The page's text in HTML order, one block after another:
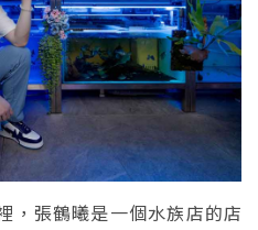
，張鶴曦是一個水族店的店